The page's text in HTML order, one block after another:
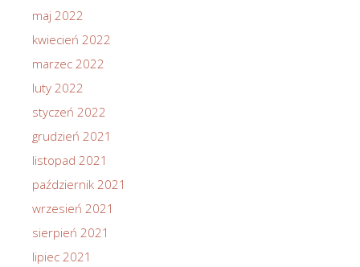
maj 2022
kwiecień 2022
marzec 2022
luty 2022
styczeń 2022
grudzień 2021
listopad 2021
październik 2021
wrzesień 2021
sierpień 2021
lipiec 2021